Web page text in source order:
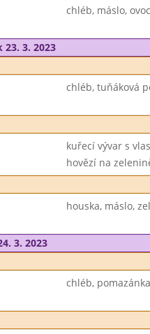
chléb, máslo,
23. 3. 2023
chléb, tuňáková
kuřecí vývar s
hovězí na
houska, máslo,
3. 2023
chléb,